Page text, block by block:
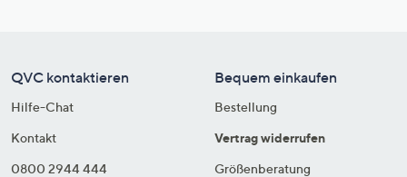
QVC kontaktieren
Hilfe-Chat
Kontakt
0800 2944 444
Bequem einkaufen
Bestellung
Vertrag widerrufen
Größenberatung